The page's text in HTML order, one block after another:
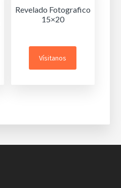
Revelado Fotografico
15×20
Vísitanos